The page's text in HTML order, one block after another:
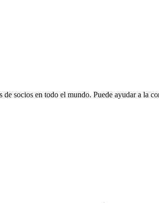
socios en todo el mundo. Puede ayudar a la